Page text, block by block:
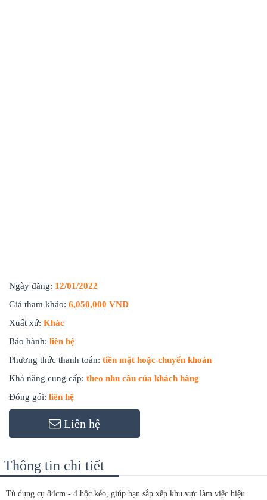
Ngày đăng: 12/01/2022
Giá tham khảo: 6,050,000 VND
Xuất xứ: Khác
Bảo hành: liên hệ
Phương thức thanh toán: tiền mặt hoặc chuyển khoản
Khả năng cung cấp: theo nhu cầu của khách hàng
Đóng gói: liên hệ
Liên hệ
Thông tin chi tiết
Tủ dụng cụ 84cm - 4 hộc kéo, giúp bạn sắp xếp khu vực làm việc hiệu